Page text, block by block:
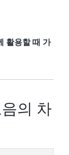
활용할 때 가
의 차